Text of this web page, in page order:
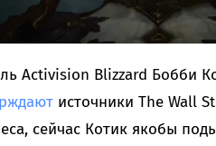
Activision Blizzard Бобби
источники The Wall
сейчас Котик якобы